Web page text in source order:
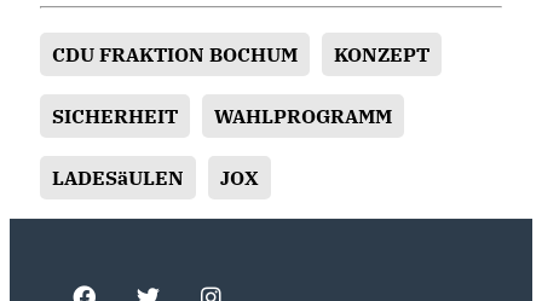
CDU FRAKTION BOCHUM KONZEPT
SICHERHEIT WAHLPROGRAMM
LADESäULEN JOX